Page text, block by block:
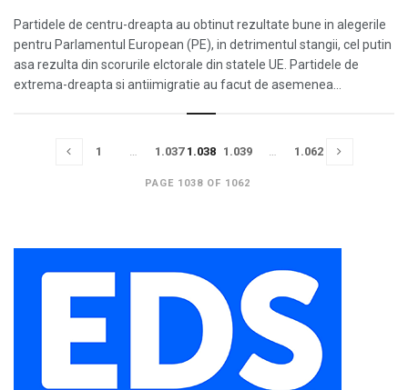
Partidele de centru-dreapta au obtinut rezultate bune in alegerile
pentru Parlamentul European (PE), in detrimentul stangii, cel putin
asa rezulta din scorurile elctorale din statele UE. Partidele de
extrema-dreapta si antiimigratie au facut de asemenea...
PAGE 1038 OF 1062
1 … 1.037 1.038 1.039 … 1.062